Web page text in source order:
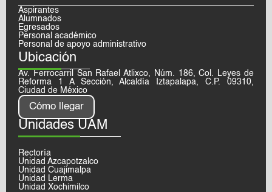
Aspirantes
Alumnados
Egresados
Personal académico
Personal de apoyo administrativo
Ubicación
Av. Ferrocarril San Rafael Atlixco, Núm. 186, Col. Leyes de
Reforma 1 A Sección, Alcaldía Iztapalapa, C.P. 09310,
Ciudad de México
Cómo llegar
Unidades UAM
Rectoría
Unidad Azcapotzalco
Unidad Cuajimalpa
Unidad Lerma
Unidad Xochimilco